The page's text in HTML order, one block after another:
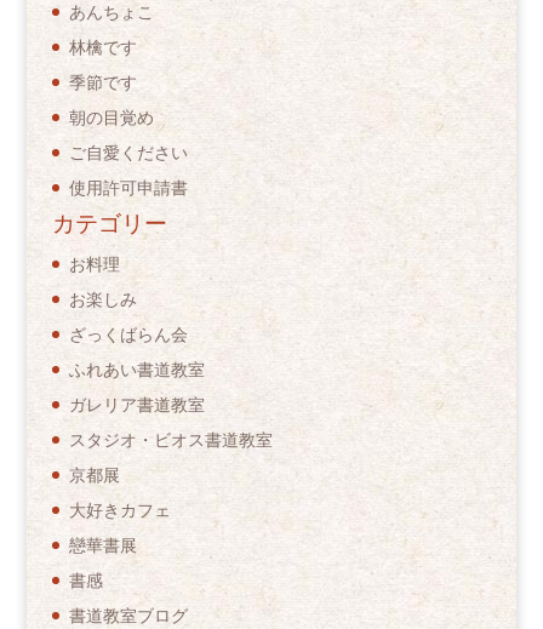
あんちょこ
林檎です
季節です
朝の目覚め
ご自愛ください
使用許可申請書
カテゴリー
お料理
お楽しみ
ざっくばらん会
ふれあい書道教室
ガレリア書道教室
スタジオ・ビオス書道教室
京都展
大好きカフェ
戀華書展
書感
書道教室ブログ